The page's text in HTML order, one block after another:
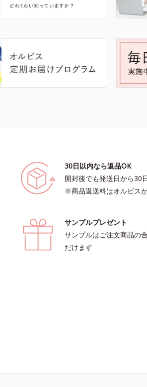
30日以内なら返品OK
開封後でも発送日から30
※商品返送料はオルビス
サンプルプレゼント
サンプルはご注文商品の
だけます